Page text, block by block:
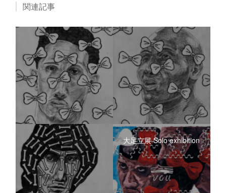
関連記事
大足立展 Solo exhibition